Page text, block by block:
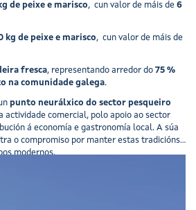
de peixe e marisco, cun valor de máis de 6
kg de peixe e marisco, cun valor de máis de
fresca, representando arredor do 75 %
na comunidade galega.
punto neurálxico do sector pesqueiro
actividade comercial, polo apoio ao sector
á economía e gastronomía local. A súa
o compromiso por manter estas tradicións
modernos.